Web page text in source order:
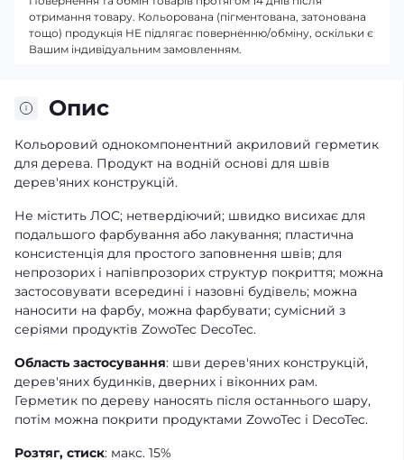
Опис
Кольоровий однокомпонентний акриловий герметик
для дерева. Продукт на водній основі для швів
дерев'яних конструкцій.
Не містить ЛОС; нетвердіючий; швидко висихає для
подальшого фарбування або лакування; пластична
консистенція для простого заповнення швів; для
непрозорих і напівпрозорих структур покриття; можна
застосовувати всередині і назовні будівель; можна
наносити на фарбу, можна фарбувати; сумісний з
серіями продуктів ZowoTec DecoTec.
Область застосування: шви дерев'яних конструкцій,
дерев'яних будинків, дверних і віконних рам.
Герметик по дереву наносять після останнього шару,
потім можна покрити продуктами ZowoTec і DecoTec.
Розтяг, стиск: макс. 15%
отримання товару. Кольорована (пігментована, затонована
тощо) продукція НЕ підлягає поверненню/обміну, оскільки є
Вашим індивідуальним замовленням.